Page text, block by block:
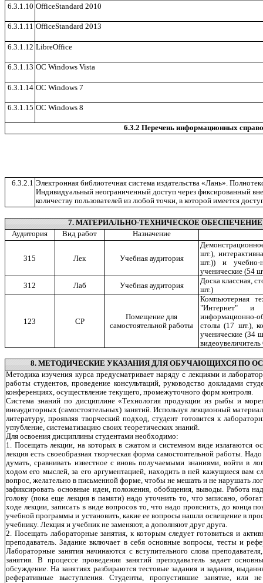
6.3.1.10 OfficeStandard 2010
6.3.1.11 OfficeStandard 2013
6.3.1.12 LibreOffice
6.3.1.13 ОС Windows Vista
6.3.1.14 ОС Windows 7
6.3.1.15 ОС Windows 8
6.3.2 Перечень информационных
6.3.2.1 Электронная библиотечная система издательства «Лань».
Индивидуальный неограниченный доступ через фиксированный
количеству пользователей из любой точки, в которой имеется
7. МАТЕРИАЛЬНО-ТЕХНИЧЕСКОЕ
Аудитория
Назначение
Вид работ
315 Учебная аудитория
шт.),
шт.)) и учебно-
ученические (54
Лек
312 Учебная аудитория
Доска классная,
шт.)
Лаб
123
Помещение для
самостоятельной работы
Компьютерная
"Интернет" и
информационно-
столы (17 шт.),
ученические (34
СР
8. МЕТОДИЧЕСКИЕ УКАЗАНИЯ ДЛЯ ОБУЧАЮЩИХСЯ ПО
Методика изучения курса предусматривает наряду с лекциями и
работы студентов, проведение консультаций, руководство докладами
конференциях, осуществление текущего, промежуточного форм контроля.
Система знаний по дисциплине «Технология продукции из рыбы и
внеаудиторных (самостоятельных) занятий. Используя лекционный
литературу, проявляя творческий подход, студент готовится к
углубление, систематизацию своих теоретических знаний.
Для освоения дисциплины студентами необходимо:
1. Посещать лекции, на которых в сжатом и системном виде излагаются
лекция есть своеобразная творческая форма самостоятельной работы.
думать, сравнивать известное с вновь получаемыми знаниями, войти в
ходом его мыслей, за его аргументацией, находить в ней кажущиеся вам
вопрос, желательно в письменной форме, чтобы не мешать и не нарушать
зафиксировать основные идеи, положения, обобщения, выводы. Работа
голову (пока еще лекция в памяти) надо уточнить то, что записано,
ходе лекции, записать в виде вопросов то, что надо прояснить, до конца
учебной программы и установить, какие ее вопросы нашли освещение в
учебнику. Лекция и учебник не заменяют, а дополняют друг друга.
2. Посещать лабораторные занятия, к которым следует готовиться и
преподаватель. Задание включает в себя основные вопросы, тесты и
Лабораторные занятия начинаются с вступительного слова
занятия. В процессе проведения занятий преподаватель задает
обсуждение. На занятиях разбираются тестовые задания и задания,
реферативные выступления. Студенты, пропустившие занятие, или